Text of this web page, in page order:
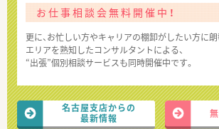
お仕事相談会無料開催中！
更に、お忙しい方やキャリアの棚卸がしたい方に
エリアを熟知したコンサルタントによる、
“出張”個別相談サービスも同時開催中です。
名古屋支店からの
最新情報